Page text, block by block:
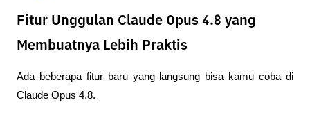
Fitur Unggulan Claude Opus 4.8 yang
Membuatnya Lebih Praktis
Ada beberapa fitur baru yang langsung bisa kamu coba di
Claude Opus 4.8.